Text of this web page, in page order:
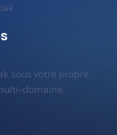
sous votre propre
domaine.